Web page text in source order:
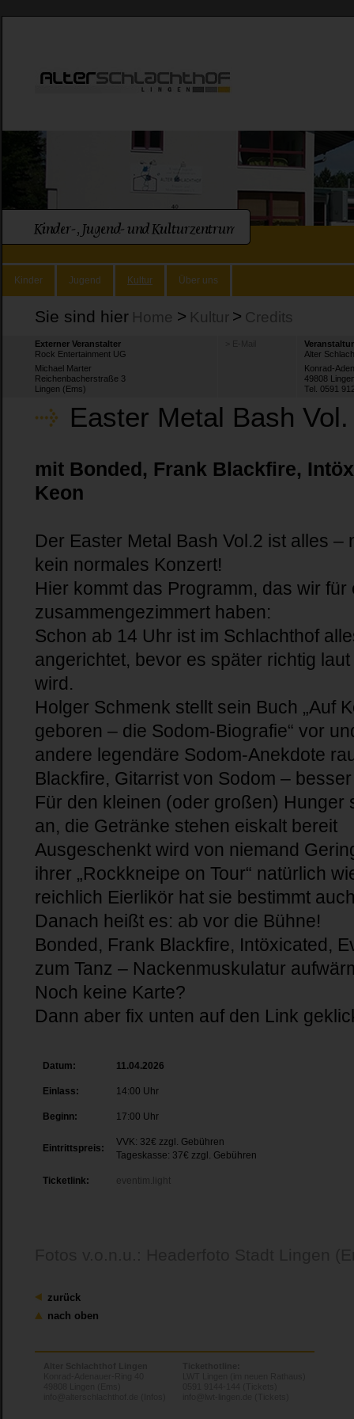
Kinder Jugend Kultur Über uns
Sie sind hier Home > Kultur > Credits
Externer Veranstalter
Rock Entertainment UG
Michael Marter
Reichenbacherstraße 3
Lingen (Ems)
Alter
Konrad-
49808
Tel. 0591
Easter Metal Bash
mit Bonded, Frank Blackfire,
Keon
Der Easter Metal Bash Vol.2 ist alles –
kein normales Konzert!
Hier kommt das Programm, das wir für
zusammengezimmert haben:
Schon ab 14 Uhr ist im Schlachthof
angerichtet, bevor es später richtig laut
wird.
Holger Schmenk stellt sein Buch „Auf
geboren – die Sodom-Biografie“ vor
andere legendäre Sodom-Anekdote
Blackfire, Gitarrist von Sodom –
Für den kleinen (oder großen) Hunger
an, die Getränke stehen eiskalt bereit
Ausgeschenkt wird von niemand
ihrer „Rockkneipe on Tour“ natürlich
reichlich Eierlikör hat sie bestimmt
Danach heißt es: ab vor die Bühne!
Bonded, Frank Blackfire, Intöxicated,
zum Tanz – Nackenmuskulatur
Noch keine Karte?
Dann aber fix unten auf den Link
Datum: 11.04.2026
Einlass: 14:00 Uhr
Beginn: 17:00 Uhr
Eintrittspreis:
VVK: 32€ zzgl. Gebühren
Tageskasse: 37€ zzgl. Gebühren
Ticketlink: eventim.light
zurück
nach oben